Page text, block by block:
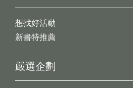
想找好活動
新書特推薦
嚴選企劃